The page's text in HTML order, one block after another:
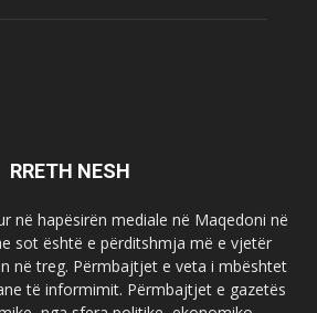
RRETH NESH
në hapësirën mediale në Maqedoni në
sot është e përditshmja më e vjetër
në treg. Përmbajtjet e veta i mbështet
të informimit. Përmbajtjet e gazetës